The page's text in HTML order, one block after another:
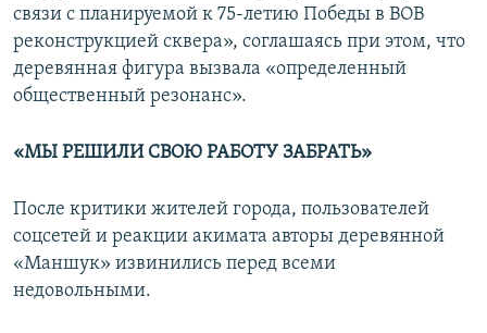
связи с планируемой к 75-летию Победы в ВОВ
реконструкцией сквера», соглашаясь при этом, что
деревянная фигура вызвала «определенный
общественный резонанс».
«МЫ РЕШИЛИ СВОЮ РАБОТУ ЗАБРАТЬ»
После критики жителей города, пользователей
соцсетей и реакции акимата авторы деревянной
«Маншук» извинились перед всеми
недовольными.